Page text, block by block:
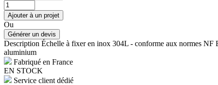
Ou
Description Échelle à fixer en inox 304L - conforme aux normes NF
aluminium
Fabriqué en France
EN STOCK
Service client dédié